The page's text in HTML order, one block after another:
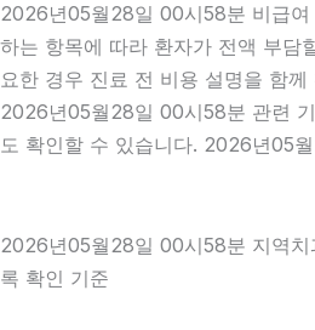
2026년05월28일 00시58분 비급여
하는 항목에 따라 환자가 전액 부담
요한 경우 진료 전 비용 설명을 함
2026년05월28일 00시58분 관련
도 확인할 수 있습니다. 2026년05
2026년05월28일 00시58분 지역치
록 확인 기준